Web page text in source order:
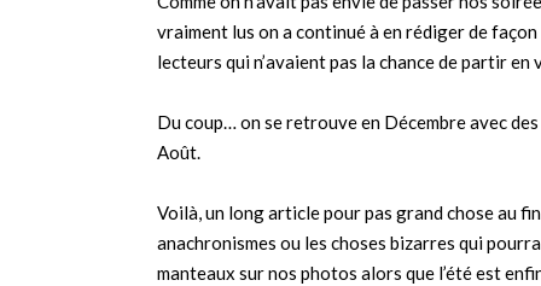
vraiment lus on a continué à en rédiger de
lecteurs qui n’avaient pas la chance de partir en
Du coup… on se retrouve en Décembre avec
Août.
Voilà, un long article pour pas grand chose au
anachronismes ou les choses bizarres qui
manteaux sur nos photos alors que l’été est